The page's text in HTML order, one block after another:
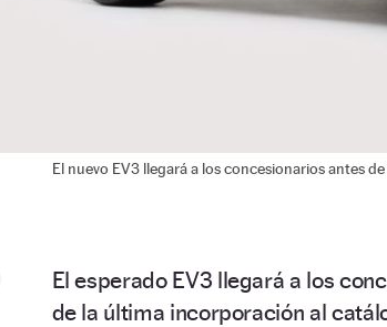
El nuevo EV3 llegará a los concesionarios antes de
El esperado EV3 llegará a los
de la última incorporación al